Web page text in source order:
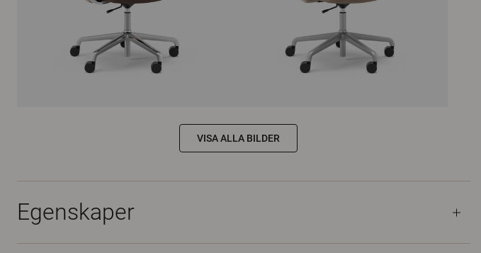
VISA ALLA BILDER
Egenskaper